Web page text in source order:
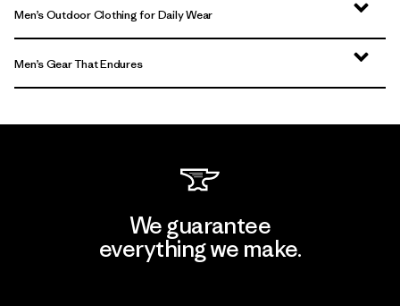
Men’s Outdoor Clothing for Daily Wear
Men’s Gear That Endures
We guarantee
everything we make.